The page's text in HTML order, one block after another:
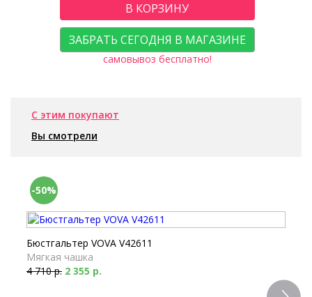
В КОРЗИНУ
ЗАБРАТЬ СЕГОДНЯ В МАГАЗИНЕ
самовывоз бесплатно!
С этим покупают
Вы смотрели
-50%
Бюстгальтер VOVA V42611
Мягкая чашка
4 710 р. 2 355 р.